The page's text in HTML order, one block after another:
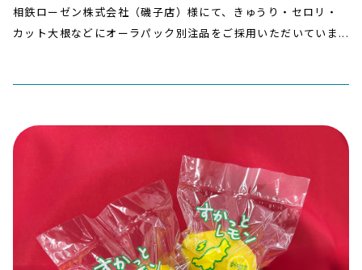
相鉄ローゼン株式会社（磯子店）様にて、きゅうり・セロリ・
カット大根などにオーラパック別注品をご採用いただいていま